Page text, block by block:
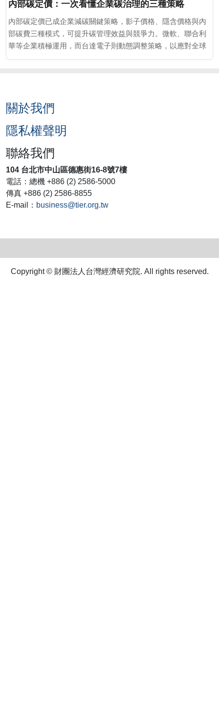
內部碳定價：一次看懂企業碳治理的三種策略
內部碳定價已成企業減碳關鍵策略，影子價格、隱含價格與內
部碳費三種模式，可提升碳管理效益與競爭力。微軟、聯合利
華等企業積極運用，而台達電子則動態調整策略，以應對全球
碳政策與供應鏈壓力，確保低碳轉型優勢。
關於我們
隱私權聲明
聯絡我們
104 台北市中山區德惠街16-8號7樓
電話：總機 +886 (2) 2586-5000
傳真 +886 (2) 2586-8855
E-mail： business@tier.org.tw
Copyright © 財團法人台灣經濟研究院. All rights reserved.